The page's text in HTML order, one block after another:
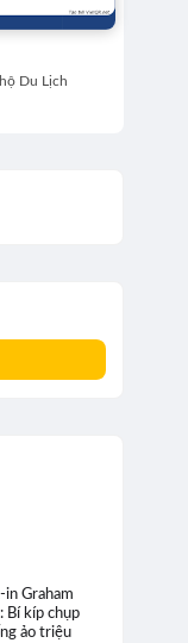
Du Lịch
in Graham
Bí kíp chụp
ảo triệu